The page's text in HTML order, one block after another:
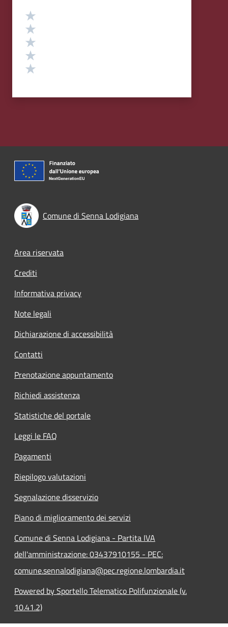
Valutazione
Comune di Senna Lodigiana
Footer menu
Area riservata
Crediti
Informativa privacy
Note legali
Dichiarazione di accessibilità
Contatti
Prenotazione appuntamento
Richiedi assistenza
Statistiche del portale
Leggi le FAQ
Pagamenti
Riepilogo valutazioni
Segnalazione disservizio
Piano di miglioramento dei servizi
Comune di Senna Lodigiana - Partita IVA
dell'amministrazione: 03437910155 - PEC:
comune.sennalodigiana@pec.regione.lombardia.it
Powered by Sportello Telematico Polifunzionale (v.
10.41.2)